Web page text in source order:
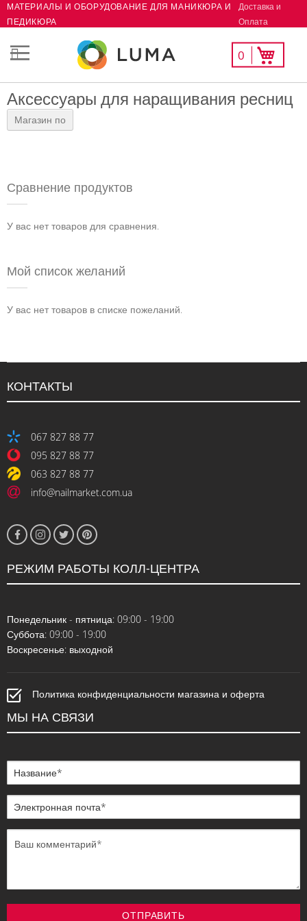
Skip
Content
МАТЕРИАЛЫ И ОБОРУДОВАНИЕ ДЛЯ МАНИКЮРА И
ПЕДИКЮРА
Доставка и
Оплата
Моя корзина
0
Мой
список
Аксессуары для наращивания ресниц
Магазин по
Сравнение продуктов
У вас нет товаров для сравнения.
Мой список желаний
У вас нет товаров в списке пожеланий.
КОНТАКТЫ
067 827 88 77
095 827 88 77
063 827 88 77
info@nailmarket.com.ua
РЕЖИМ РАБОТЫ КОЛЛ-ЦЕНТРА
Понедельник - пятница: 09:00 - 19:00
Суббота: 09:00 - 19:00
Воскресенье: выходной
Политика конфиденциальности магазина и оферта
МЫ НА СВЯЗИ
ОТПРАВИТЬ